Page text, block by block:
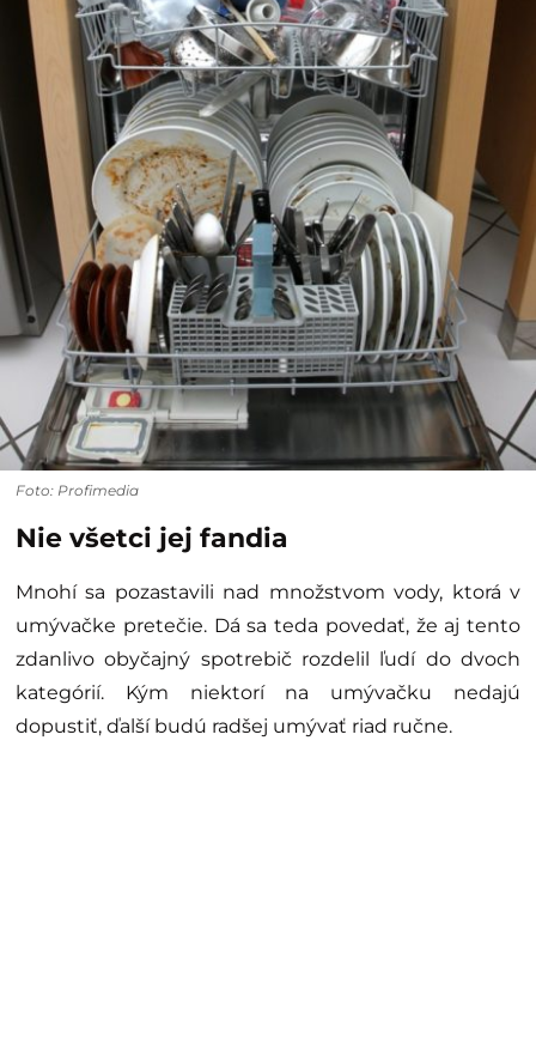
Foto: Profimedia
Nie všetci jej fandia
Mnohí sa pozastavili nad množstvom vody, ktorá v
umývačke pretečie. Dá sa teda povedať, že aj tento
zdanlivo obyčajný spotrebič rozdelil ľudí do dvoch
kategórií. Kým niektorí na umývačku nedajú
dopustiť, ďalší budú radšej umývať riad ručne.